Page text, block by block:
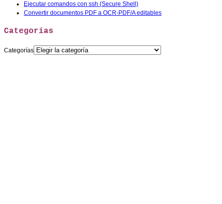
Ejecutar comandos con ssh (Secure Shell)
Convertir documentos PDF a OCR-PDF/A editables
Categorías
Categorías